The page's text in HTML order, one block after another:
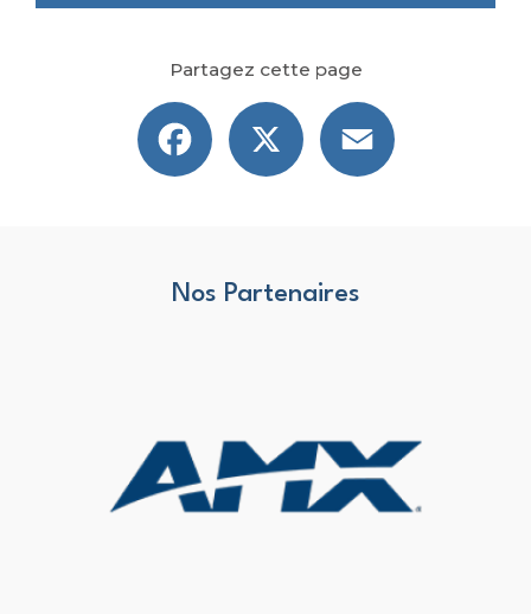
Partagez cette page
Facebook
Nos Partenaires